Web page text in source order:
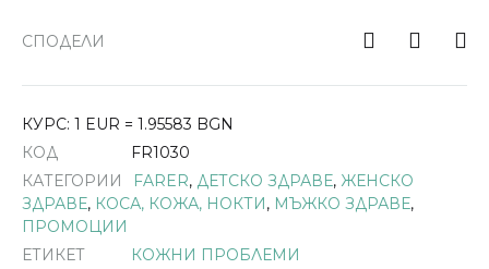
СПОДЕЛИ
КУРС: 1 EUR = 1.95583 BGN
КОД
FR1030
КАТЕГОРИИ
FARER, ДЕТСКО ЗДРАВЕ, ЖЕНСКО
ЗДРАВЕ, КОСА, КОЖА, НОКТИ, МЪЖКО ЗДРАВЕ,
ПРОМОЦИИ
ЕТИКЕТ
КОЖНИ ПРОБЛЕМИ